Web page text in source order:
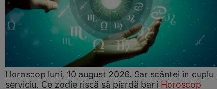
Horoscop luni, 10 august 2026. Sar scântei în cuplu
serviciu. Ce zodie riscă să piardă bani Horoscop